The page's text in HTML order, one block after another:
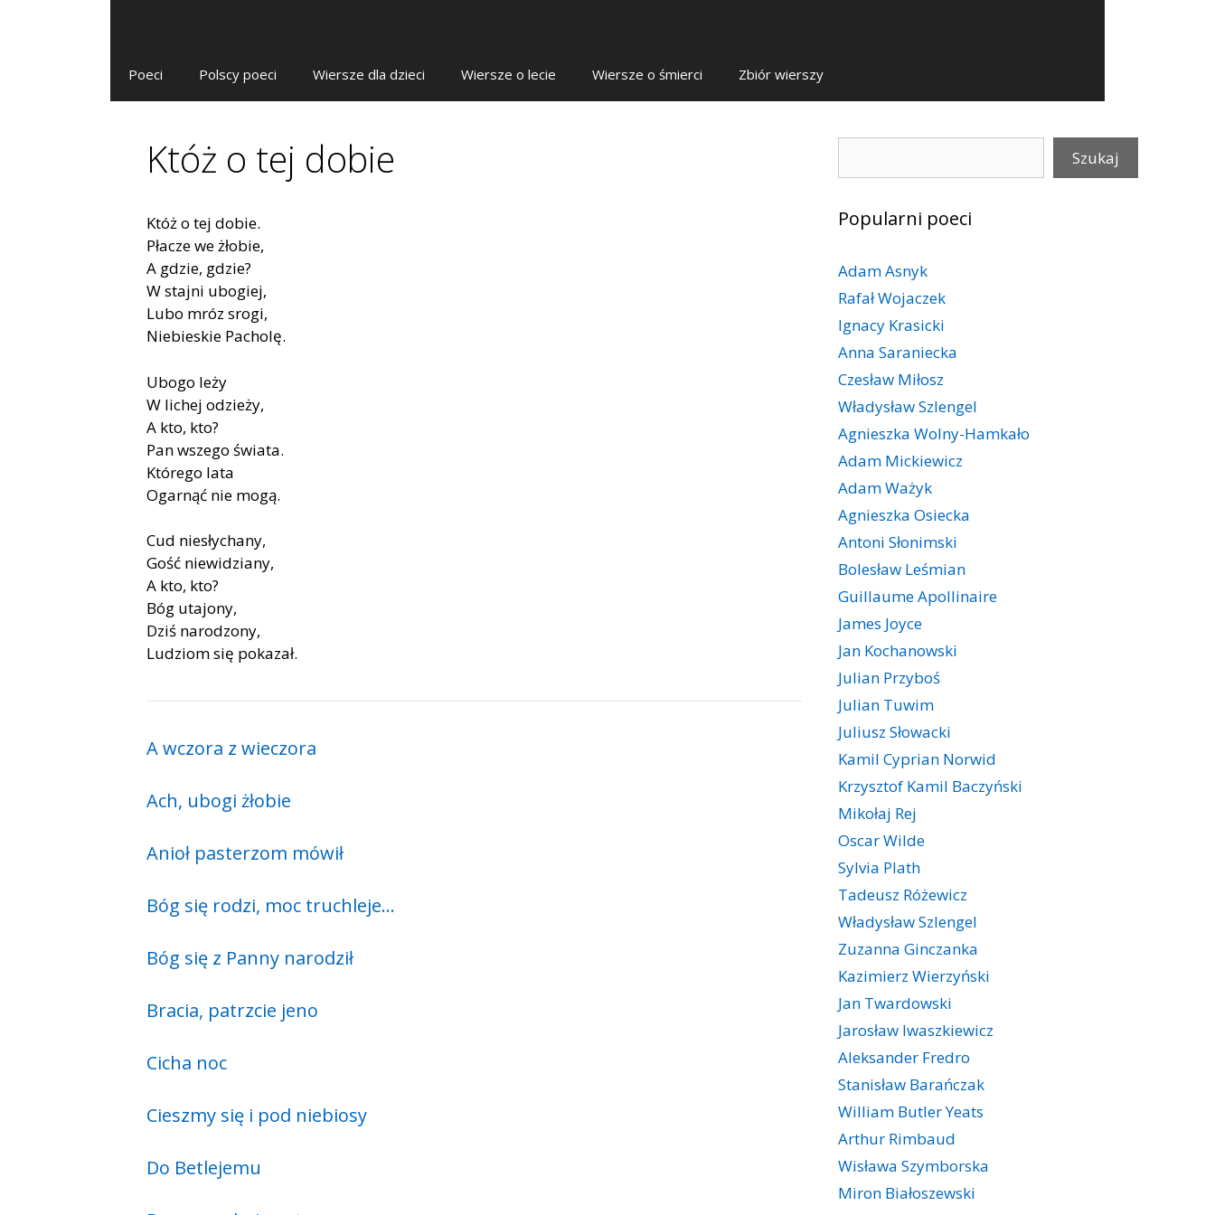
Poeci Polscy poeci Wiersze dla dzieci Wiersze o lecie Wiersze o śmierci Zbiór wierszy
Któż o tej dobie
Któż o tej dobie.
Płacze we żłobie,
A gdzie, gdzie?
W stajni ubogiej,
Lubo mróz srogi,
Niebieskie Pacholę.
Ubogo leży
W lichej odzieży,
A kto, kto?
Pan wszego świata.
Którego lata
Ogarnąć nie mogą.
Cud niesłychany,
Gość niewidziany,
A kto, kto?
Bóg utajony,
Dziś narodzony,
Ludziom się pokazał.
A wczora z wieczora
Ach, ubogi żłobie
Anioł pasterzom mówił
Bóg się rodzi, moc truchleje…
Bóg się z Panny narodził
Bracia, patrzcie jeno
Cicha noc
Cieszmy się i pod niebiosy
Do Betlejemu
Szukaj
Popularni poeci
Adam Asnyk
Rafał Wojaczek
Ignacy Krasicki
Anna Saraniecka
Czesław Miłosz
Władysław Szlengel
Agnieszka Wolny-Hamkało
Adam Mickiewicz
Adam Ważyk
Agnieszka Osiecka
Antoni Słonimski
Bolesław Leśmian
Guillaume Apollinaire
James Joyce
Jan Kochanowski
Julian Przyboś
Julian Tuwim
Juliusz Słowacki
Kamil Cyprian Norwid
Krzysztof Kamil Baczyński
Mikołaj Rej
Oscar Wilde
Sylvia Plath
Tadeusz Różewicz
Władysław Szlengel
Zuzanna Ginczanka
Kazimierz Wierzyński
Jan Twardowski
Jarosław Iwaszkiewicz
Aleksander Fredro
Stanisław Barańczak
William Butler Yeats
Arthur Rimbaud
Wisława Szymborska
Miron Białoszewski